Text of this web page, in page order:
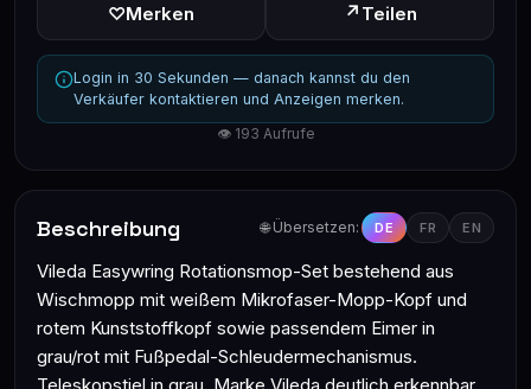
♡Merken ↗ Teilen
Login in 30 Sekunden — danach kannst du den
Verkäufer kontaktieren und Anzeigen merken.
👁 193 Aufrufe
Beschreibung 🌐 Übersetzen: DE FR EN
Vileda Easywring Rotationsmop-Set bestehend aus
Wischmopp mit weißem Mikrofaser-Mopp-Kopf und
rotem Kunststoffkopf sowie passendem Eimer in
grau/rot mit Fußpedal-Schleudermechanismus.